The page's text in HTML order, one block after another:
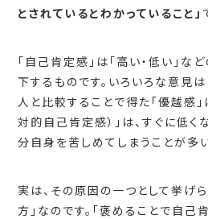
とされているとわかっていること」
「自己肯定感」は「高い・低い」な
下するものです。いろいろな意見
人と比較することで得た「優越感
対的自己肯定感）」は、すぐに低く
分自身を苦しめてしまうことが多い
実は、その原因の一つとして挙げ
方」なのです。「褒めることで自己